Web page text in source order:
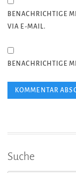
BENACHRICHTIGE
VIA E-MAIL.
BENACHRICHTIGE
Suche